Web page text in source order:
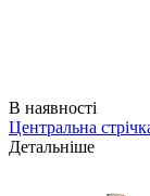
В наявності
Центральна
Детальніше